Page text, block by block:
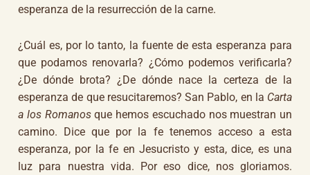
esperanza de la resurrección de la carne.
¿Cuál es, por lo tanto, la fuente de esta esperanza para
que podamos renovarla? ¿Cómo podemos verificarla?
¿De dónde brota? ¿De dónde nace la certeza de la
esperanza de que resucitaremos? San Pablo, en la Carta
a los Romanosque hemos escuchado nos muestran un
camino. Dice que por la fe tenemos acceso a esta
esperanza, por la fe en Jesucristo y esta, dice, es una
luz para nuestra vida. Por eso dice, nos gloriamos.